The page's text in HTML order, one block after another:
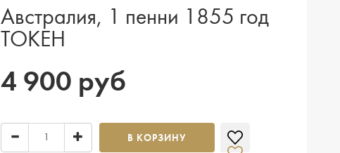
Австралия, 1 пенни 1855 год
ТОКЕН
4 900 руб
В КОРЗИНУ